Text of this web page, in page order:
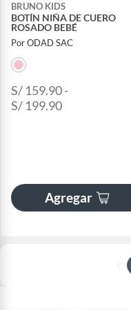
BRUNO KIDS
BOTÍN NIÑA DE CUERO
ROSADO BEBÉ
Por ODAD SAC
S/ 159.90 -
S/ 199.90
Agregar